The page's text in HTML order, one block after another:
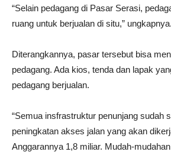
“Selain pedagang di Pasar Serasi,
ruang untuk berjualan di situ,” ungkapnya.
Diterangkannya, pasar tersebut bisa
pedagang. Ada kios, tenda dan lapak
pedagang berjualan.
“Semua insfrastruktur penunjang sudah
peningkatan akses jalan yang akan
Anggarannya 1,8 miliar. Mudah-